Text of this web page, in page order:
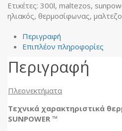
Ετικέτες: 300l, maltezos,
ηλιακός, θερμοσίφωνας,
Περιγραφή
Επιπλέον πληροφορίες
Περιγραφή
Πλεονεκτήματα
Τεχνικά χαρακτηριστικά
SUNPOWER ™